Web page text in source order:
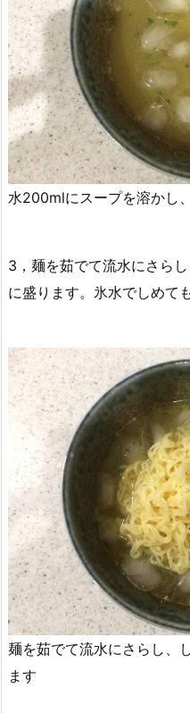
水200mlにスープを溶かし
3，麺を茹でて流水にさら
に盛ります。氷水でしめて
麺を茹でて流水にさらし、
ます